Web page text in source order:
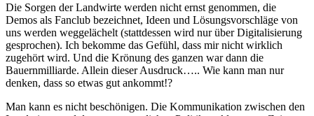
Die Sorgen der Landwirte werden nicht ernst genommen, die
Demos als Fanclub bezeichnet, Ideen und Lösungsvorschläge von
uns werden weggelächelt (stattdessen wird nur über Digitalisierung
gesprochen). Ich bekomme das Gefühl, dass mir nicht wirklich
zugehört wird. Und die Krönung des ganzen war dann die
Bauernmilliarde. Allein dieser Ausdruck….. Wie kann man nur
denken, dass so etwas gut ankommt!?
Man kann es nicht beschönigen. Die Kommunikation zwischen den